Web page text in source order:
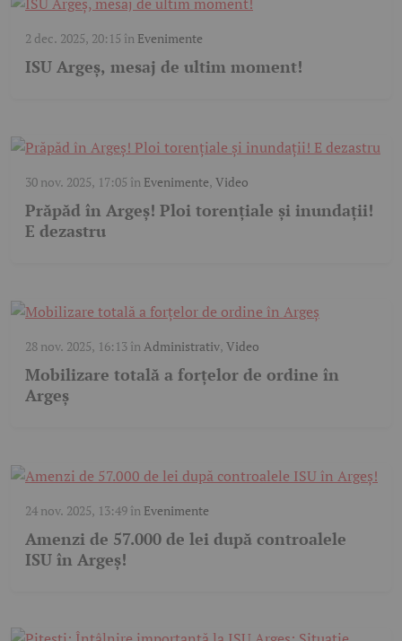
2 dec. 2025, 20:15 în Evenimente
ISU Argeș, mesaj de ultim moment!
30 nov. 2025, 17:05 în Evenimente, Video
Prăpăd în Argeș! Ploi torențiale și inundații!
E dezastru
28 nov. 2025, 16:13 în Administrativ, Video
Mobilizare totală a forțelor de ordine în
Argeș
24 nov. 2025, 13:49 în Evenimente
Amenzi de 57.000 de lei după controalele
ISU în Argeș!